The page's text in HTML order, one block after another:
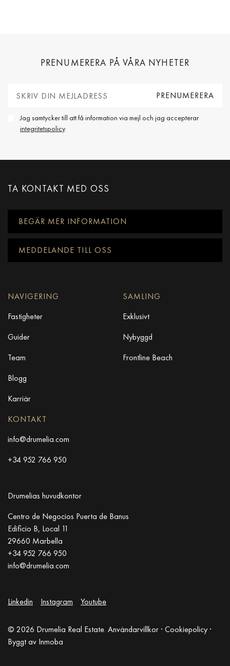
PRENUMERERA PÅ VÅRA NYHETER
Jag samtycker till att få information via mejl och jag accepterar
integritetspolicy
TA KONTAKT MED OSS
BEGÄR MER INFORMATION
MEDDELANDE TILL OSS
NAVIGERING
Fastigheter
Guider
Team
Blogg
Karriär
SAMLING
Exklusivt
Nybyggd
Frontline Beach
KONTAKT
info@drumelia.com
+34 952 766 950
Drumelias huvudkontor
Centro de Negocios Puerta de Banus
Edificio B, Local 11
29660 Marbella
+34 952 766 950
info@drumelia.com
© 2026 Drumelia Real Estate. Användarvillkor · Cookiepolicy ·
Byggt av Inmoba
Linkedin Instagram Youtube